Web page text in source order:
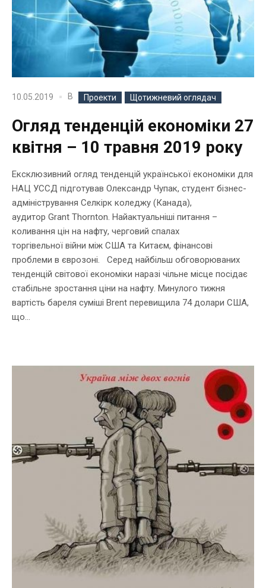
10.05.2019 В Проекти Щотижневий оглядач
Огляд тенденцій економіки 27
квітня – 10 травня 2019 року
Ексклюзивний огляд тенденцій української економіки для
НАЦ УССД підготував Олександр Чупак, студент бізнес-
адміністрування Селкірк коледжу (Канада),
аудитор Grant Thornton. Найактуальніші питання –
коливання цін на нафту, черговий спалах
торгівельної війни між США та Китаєм, фінансові
проблеми в єврозоні. Серед найбільш обговорюваних
тенденцій світової економіки наразі чільне місце посідає
стабільне зростання ціни на нафту. Минулого тижня
вартість бареля суміші Brent перевищила 74 долари США,
що...